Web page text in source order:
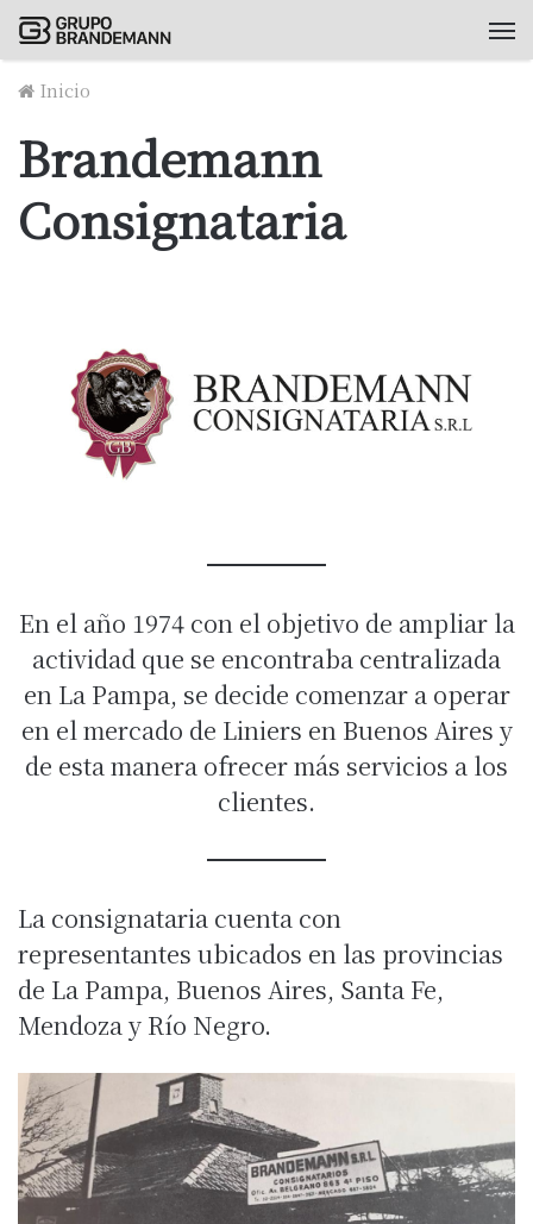
Inicio
Brandemann
Consignataria
En el año 1974 con el objetivo de ampliar la
actividad que se encontraba centralizada
en La Pampa, se decide comenzar a operar
en el mercado de Liniers en Buenos Aires y
de esta manera ofrecer más servicios a los
clientes.
La consignataria cuenta con
representantes ubicados en las provincias
de La Pampa, Buenos Aires, Santa Fe,
Mendoza y Río Negro.